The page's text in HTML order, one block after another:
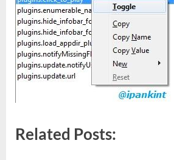
Related Posts: